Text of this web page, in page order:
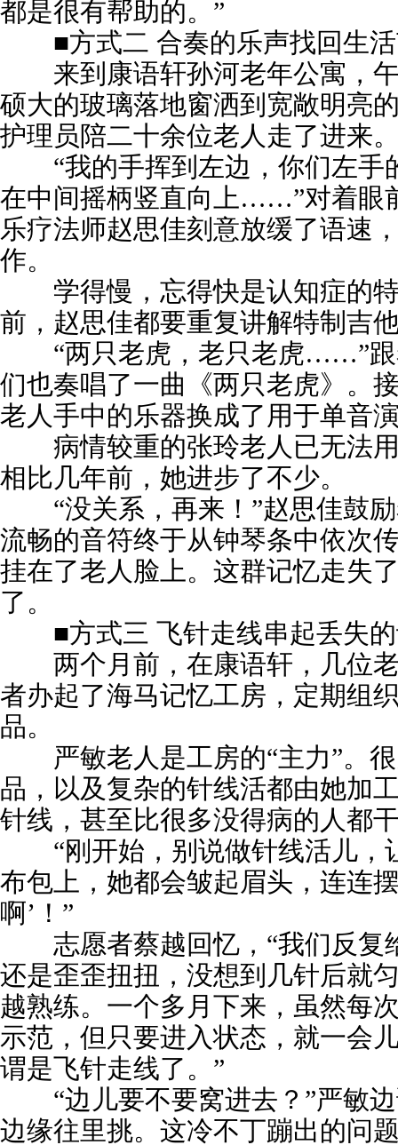
都是很有帮助的。”
■方式二 合奏的乐声找回生活
来到康语轩孙河老年公寓，午
硕大的玻璃落地窗洒到宽敞明亮
护理员陪二十余位老人走了进来
“我的手挥到左边，你们左手
在中间摇柄竖直向上……”对着眼
乐疗法师赵思佳刻意放缓了语速
作。
学得慢，忘得快是认知症的特
前，赵思佳都要重复讲解特制吉
“两只老虎，老只老虎……”跟
们也奏唱了一曲《两只老虎》。
老人手中的乐器换成了用于单音
病情较重的张玲老人已无法用
相比几年前，她进步了不少。
“没关系，再来！”赵思佳鼓励
流畅的音符终于从钟琴条中依次
挂在了老人脸上。这群记忆走失
了。
■方式三 飞针走线串起丢失的
两个月前，在康语轩，几位老
者办起了海马记忆工房，定期组
品。
严敏老人是工房的“主力”。很
品，以及复杂的针线活都由她加
针线，甚至比很多没得病的人都
“刚开始，别说做针线活儿，
布包上，她都会皱起眉头，连连
啊’！”
志愿者蔡越回忆，“我们反复
还是歪歪扭扭，没想到几针后就
越熟练。一个多月下来，虽然每
示范，但只要进入状态，就一会
谓是飞针走线了。”
“边儿要不要窝进去？”严敏边
边缘往里挑。这冷不丁蹦出的问